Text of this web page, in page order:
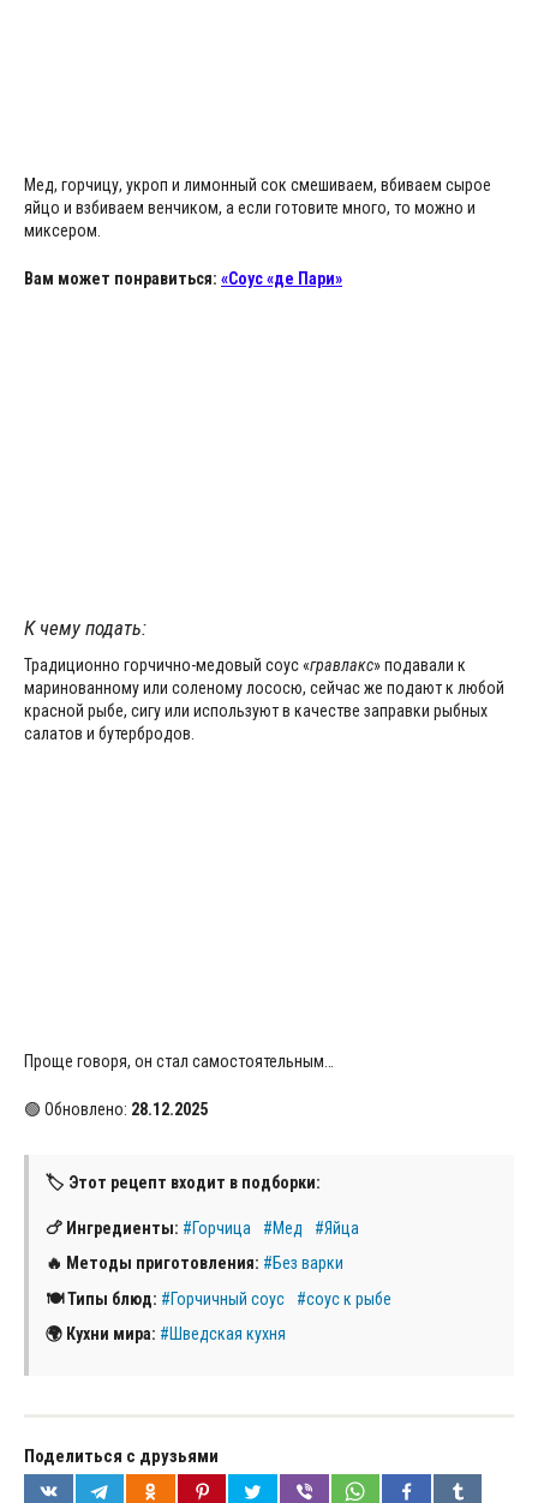
Мед, горчицу, укроп и лимонный сок смешиваем, вбиваем сырое
яйцо и взбиваем венчиком, а если готовите много, то можно и
миксером.
Вам может понравиться: «Соус «де Пари»
К чему подать:
Традиционно горчично-медовый соус «гравлакс» подавали к
маринованному или соленому лососю, сейчас же подают к любой
красной рыбе, сигу или используют в качестве заправки рыбных
салатов и бутербродов.
Проще говоря, он стал самостоятельным…
🟢 Обновлено: 28.12.2025
🏷 Этот рецепт входит в подборки:
🍗 Ингредиенты: #Горчица #Мед
#Яйца
🔥 Методы приготовления: #Без варки
🍽 Типы блюд: #Горчичный соус
#соус к рыбе
🌍 Кухни мира: #Шведская кухня
Поделиться с друзьями